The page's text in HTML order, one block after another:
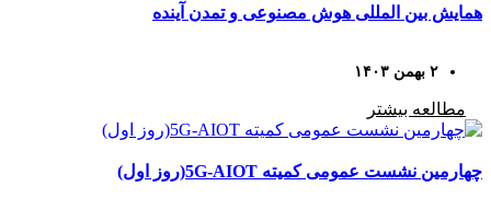
همایش بین المللی هوش مصنوعی و تمدن آینده
۲ بهمن ۱۴۰۳
مطالعه بیشتر
چهارمین نشست عمومی کمیته 5G-AIOT(روز اول)